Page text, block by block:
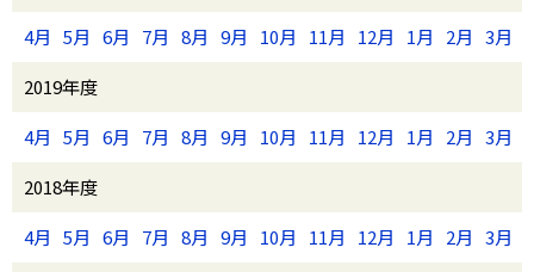
4月 5月 6月 7月 8月 9月 10月 11月 12月 1月 2月 3月
2019年度
4月 5月 6月 7月 8月 9月 10月 11月 12月 1月 2月 3月
2018年度
4月 5月 6月 7月 8月 9月 10月 11月 12月 1月 2月 3月